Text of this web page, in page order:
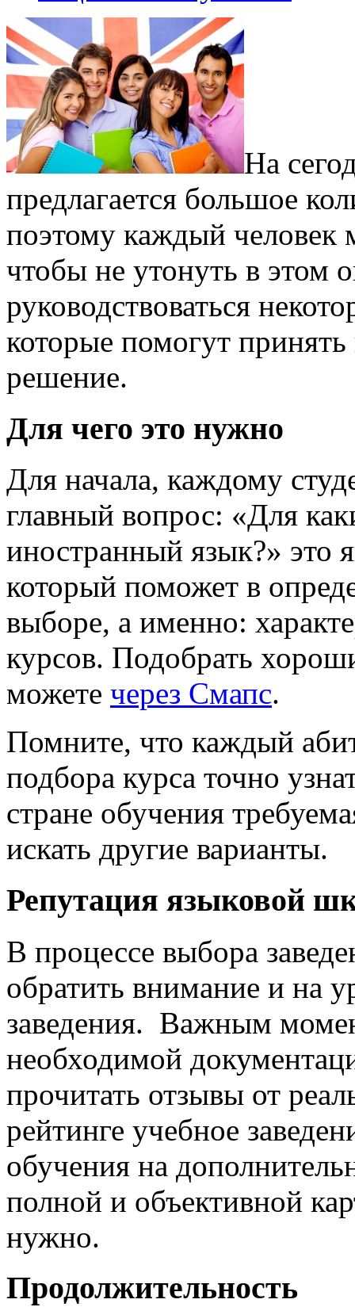
На
предлагается большое
поэтому каждый человек
чтобы не утонуть в этом
руководствоваться
которые помогут
решение.
Для чего это нужно
Для начала, каждому
главный вопрос: «Для
иностранный язык?» это
который поможет в
выборе, а именно:
курсов. Подобрать
можете через Смапс.
Помните, что каждый
подбора курса точно
стране обучения
искать другие варианты.
Репутация языковой
В процессе выбора
обратить внимание и на
заведения. Важным
необходимой
прочитать отзывы от
рейтинге учебное
обучения на
полной и объективной
нужно.
Продолжительность